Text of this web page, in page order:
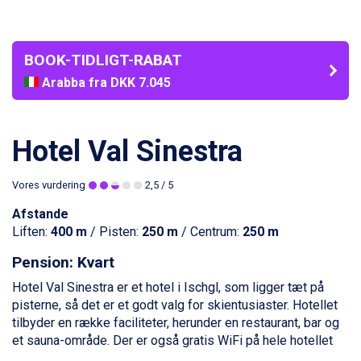
BOOK-TIDLIGT-RABAT
Arabba fra DKK 7.045
La Thuile fra DKK 4.595
Cervinia fra DKK 5.295
Sölden fra DKK 8.445
Passo Tonale fra DKK 3.795
Saalbach fra DKK 5.945
Champoluc fra DKK 3.795
Sestriere fra DKK 4.395
Fieberbrunn fra DKK 6.145
Ischgl fra DKK 7.095
St. Anton fra DKK 7.245
Zell am See fra DKK 4.095
Livigno fra DKK 4.145
Hotel Val Sinestra
Vores vurdering 2,5 / 5
Afstande
Liften: 400 m / Pisten: 250 m / Centrum: 250 m
Pension: Kvart
Hotel Val Sinestra er et hotel i Ischgl, som ligger tæt på
pisterne, så det er et godt valg for skientusiaster. Hotellet
tilbyder en række faciliteter, herunder en restaurant, bar og
et sauna-område. Der er også gratis WiFi på hele hotellet